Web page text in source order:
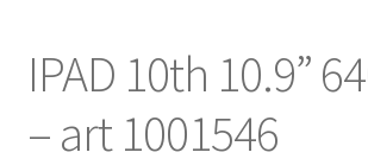
IPAD 10th 10.9”
– art 1001546